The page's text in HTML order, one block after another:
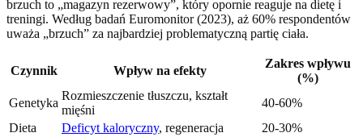
brzuch to „magazyn rezerwowy”, który opornie reaguje na dietę i
treningi. Według badań Euromonitor (2023), aż 60% respondentów
uważa „brzuch” za najbardziej problematyczną partię ciała.
Czynnik Wpływ na efekty
Zakres wpływu
(%)
Genetyka
Rozmieszczenie tłuszczu, kształt
mięśni
40-60%
Dieta
Deficyt kaloryczny, regeneracja
20-30%